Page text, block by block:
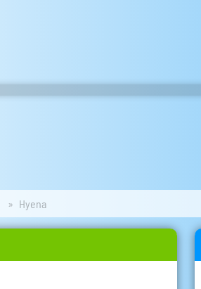
Hyena